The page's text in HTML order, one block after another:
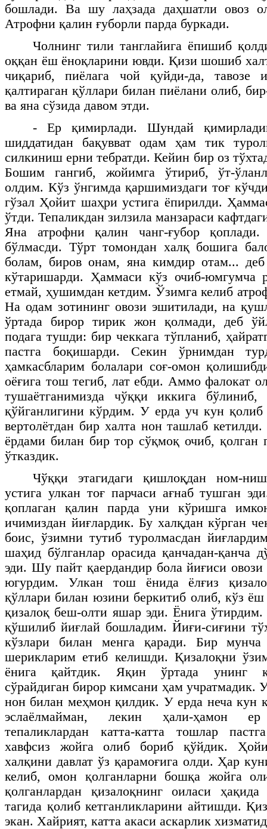
бошлади. Ва шу лаҳзада даҳшатли овоз
Атрофни қалин ғуборли парда буркади.
Чолнинг тили танглайига ёпишиб
оққан ёш ёноқларини ювди. Қизи шошиб
чиқариб, пиёлага чой қуйди-да, тавозе
қалтираган қўллари билан пиёлани олиб,
ва яна сўзида давом этди.
- Ер қимирлади. Шундай
шиддатидан бақувват одам ҳам тик
силкиниш ерни тебратди. Кейин бир оз
Бошим гангиб, жойимга ўтириб, ўт-
олдим. Кўз ўнгимда қаршимиздаги тоғ
гўзал Ҳойит шаҳри устига ёпирилди.
ўтди. Тепаликдан зилзила манзараси
Яна атрофни қалин чанг-ғубор
бўлмасди. Тўрт томондан халқ бошига
болам, биров онам, яна кимдир отам...
кўтаришарди. Ҳаммаси кўз очиб-юмгумча
етмай, ҳушимдан кетдим. Ўзимга келиб
На одам зотининг овози эшитилади, на
ўртада бирор тирик жон қолмади, деб
подага тушди: бир чеккага тўпланиб,
пастга боқишарди. Секин ўрнимдан
ҳамкасбларим болалари соғ-омон
оёғига тош тегиб, лат ебди. Аммо фалокат
тушаётганимизда чўққи иккига бўлиниб,
қўйганлигини кўрдим. У ерда уч кун
вертолётдан бир халта нон ташлаб
ёрдами билан бир тор сўқмоқ очиб, қолган
ўтказдик.
Чўққи этагидаги қишлоқдан ном-
устига улкан тоғ парчаси ағнаб тушган
қоплаган қалин парда уни кўришга
ичимиздан йиғлардик. Бу халқдан кўрган
боис, ўзимни тутиб туролмасдан
шаҳид бўлганлар орасида қанчадан-қанча
эди. Шу пайт қаердандир бола йиғиси
югурдим. Улкан тош ёнида ёлғиз
қўллари билан юзини беркитиб олиб, кўз
қизалоқ беш-олти яшар эди. Ёнига ўтирдим.
қўшилиб йиғлай бошладим. Йиғи-сиғини
кўзлари билан менга қаради. Бир мунча
шерикларим етиб келишди. Қизалоқни
ёнига қайтдик. Яқин ўртада унинг
сўрайдиган бирор кимсани ҳам учратмадик.
нон билан меҳмон қилдик. У ерда неча кун
эслаёлмайман, лекин ҳали-ҳамон
тепаликлардан катта-катта тошлар
хавфсиз жойга олиб бориб қўйдик.
халқини давлат ўз қарамоғига олди. Ҳар
келиб, омон қолганларни бошқа жойга
қолганлардан қизалоқнинг оиласи
тагида қолиб кетганликларини айтишди.
экан. Хайрият, катта акаси аскарлик